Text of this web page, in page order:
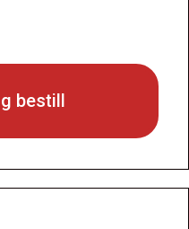
bestill